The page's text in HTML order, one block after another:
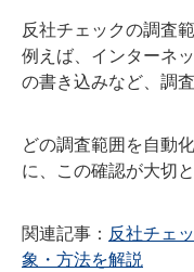
反社チェックの調査
例えば、インターネ
の書き込みなど、調
どの調査範囲を自動
に、この確認が大切と
関連記事： 反社チェ
象・方法を解説